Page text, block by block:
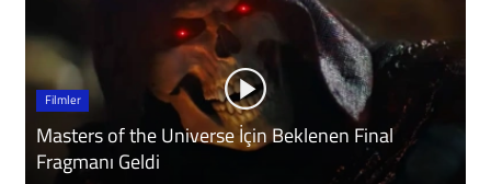
Filmler
Masters of the Universe İçin Beklenen Final
Fragmanı Geldi